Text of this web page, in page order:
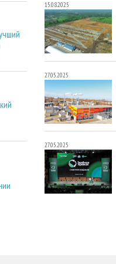
15.08.2025
27.05.2025
27.05.2025